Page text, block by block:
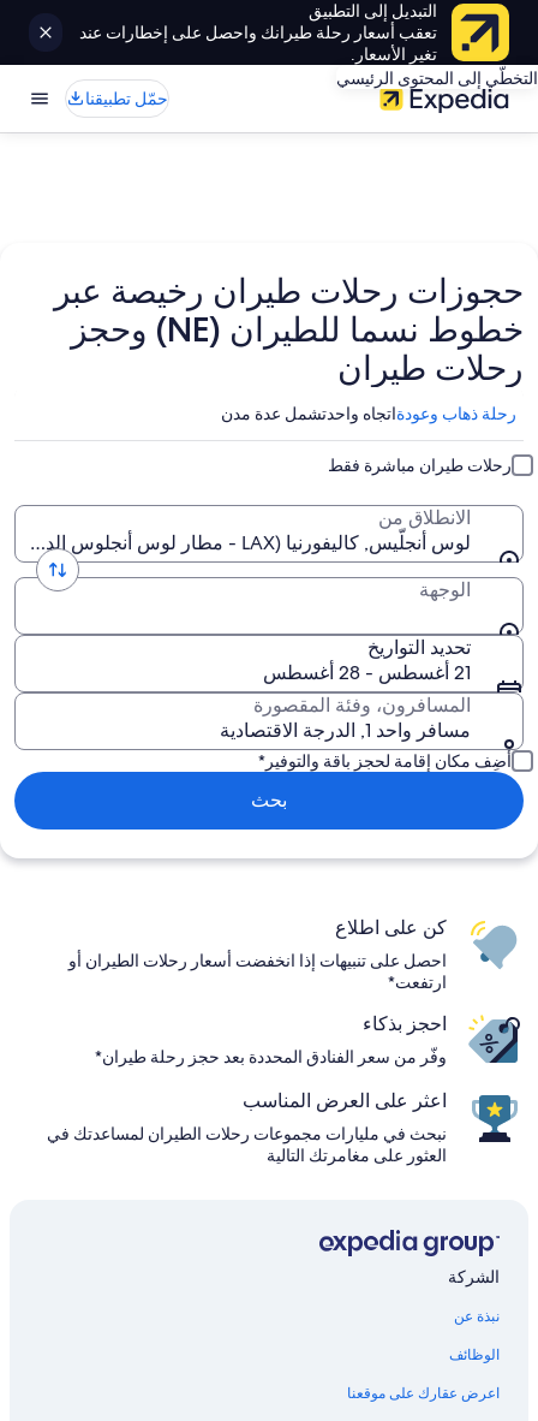
التبديل إلى التطبيق
تعقب أسعار رحلة طيرانك واحصل على إخطارات عند
تغير الأسعار.
التخطّي إلى المحتوى الرئيسي
حمّل تطبيقنا
حجوزات رحلات طيران رخيصة عبر
خطوط نسما للطيران (NE) وحجز
رحلات طيران
رحلة ذهاب وعودةاتجاه واحدتشمل عدة مدن
رحلات طيران مباشرة فقط
الانطلاق من
لوس أنجلّيس, كاليفورنيا (LAX - مطار لوس أنجلوس الدولي)
الوجهة
تحديد التواريخ
21 أغسطس - 28 أغسطس
المسافرون، وفئة المقصورة
مسافر واحد 1, الدرجة الاقتصادية
أضِف مكان إقامة لحجز باقة والتوفير*
بحث
كن على اطلاع
احصل على تنبيهات إذا انخفضت أسعار رحلات الطيران أو
ارتفعت*
احجز بذكاء
وفّر من سعر الفنادق المحددة بعد حجز رحلة طيران*
اعثر على العرض المناسب
نبحث في مليارات مجموعات رحلات الطيران لمساعدتك في
العثور على مغامرتك التالية
الشركة
نبذة عن
الوظائف
اعرض عقارك على موقعنا